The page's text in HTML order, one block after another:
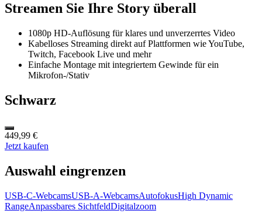
Streamen Sie Ihre Story überall
1080p HD-Auflösung für klares und unverzerrtes Video
Kabelloses Streaming direkt auf Plattformen wie YouTube,
Twitch, Facebook Live und mehr
Einfache Montage mit integriertem Gewinde für ein
Mikrofon-/Stativ
Schwarz
449,99 €
Jetzt kaufen
Auswahl eingrenzen
USB-C-WebcamsUSB-A-WebcamsAutofokusHigh Dynamic
RangeAnpassbares SichtfeldDigitalzoom